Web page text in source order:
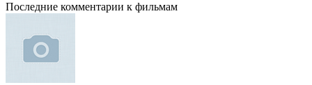
Последние комментарии к фильмам